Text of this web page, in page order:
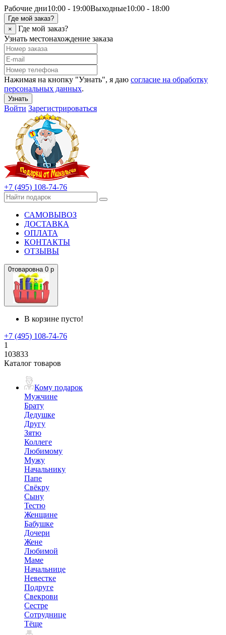
Рабочие дни10:00 - 19:00Выходные10:00 - 18:00
Где мой заказ?
×
Где мой заказ?
Узнать местонахождение заказа
Нажимая на кнопку "Узнать", я даю согласие на обработку
персональных данных.
Узнать
Войти Зарегистрироваться
+7 (495) 108-74-76
САМОВЫВОЗ
ДОСТАВКА
ОПЛАТА
КОНТАКТЫ
ОТЗЫВЫ
0товаровна 0 р
В корзине пусто!
+7 (495) 108-74-76
1
103833
Каталог товаров
Кому подарок
Мужчине
Брату
Дедушке
Другу
Зятю
Коллеге
Любимому
Мужу
Начальнику
Папе
Свёкру
Сыну
Тестю
Женщине
Бабушке
Дочери
Жене
Любимой
Маме
Начальнице
Невестке
Подруге
Свекрови
Сестре
Сотруднице
Тёще